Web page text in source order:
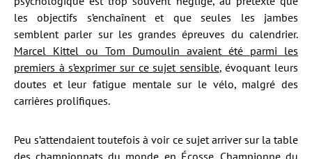
les objectifs s’enchaînent et que seules les jambes
semblent parler sur les grandes épreuves du calendrier.
Marcel Kittel ou Tom Dumoulin avaient été parmi les
premiers à s’exprimer sur ce sujet sensible, évoquant leurs
doutes et leur fatigue mentale sur le vélo, malgré des
carrières prolifiques.
Peu s’attendaient toutefois à voir ce sujet arriver sur la table
des championnats du monde en Écosse. Championne du